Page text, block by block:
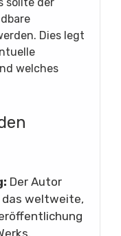
Dies legt
welches
Der Autor
das weltweite,